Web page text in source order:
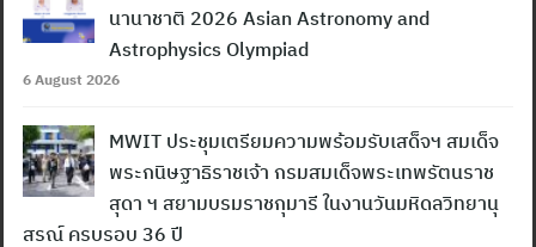
นานาชาติ 2026 Asian Astronomy and
Astrophysics Olympiad
6 August 2026
MWIT ประชุมเตรียมความพร้อมรับเสด็จฯ สมเด็จ
พระกนิษฐาธิราชเจ้า กรมสมเด็จพระเทพรัตนราช
สุดา ฯ สยามบรมราชกุมารี ในงานวันมหิดลวิทยานุ
สรณ์ ครบรอบ 36 ปี